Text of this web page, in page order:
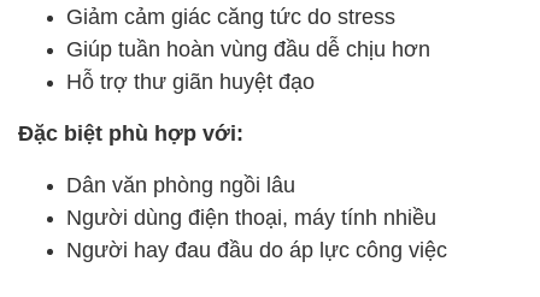
Giảm cảm giác căng tức do stress
Giúp tuần hoàn vùng đầu dễ chịu hơn
Hỗ trợ thư giãn huyệt đạo
Đặc biệt phù hợp với:
Dân văn phòng ngồi lâu
Người dùng điện thoại, máy tính nhiều
Người hay đau đầu do áp lực công việc